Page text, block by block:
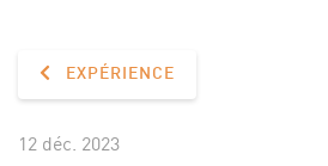
EXPÉRIENCE
12 déc. 2023